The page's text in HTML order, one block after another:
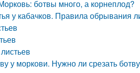
ботвы много, а корнеплод?
у кабачков. Правила обрывания
у моркови. Нужно ли срезать